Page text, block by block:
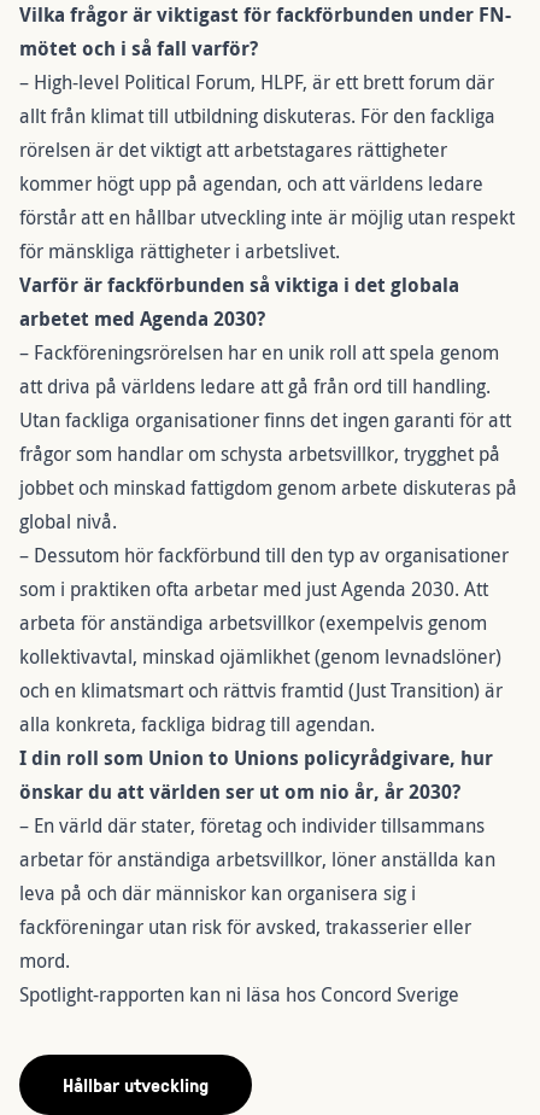
Vilka frågor är viktigast för fackförbunden under FN-
mötet och i så fall varför?
– High-level Political Forum, HLPF, är ett brett forum där
allt från klimat till utbildning diskuteras. För den fackliga
rörelsen är det viktigt att arbetstagares rättigheter
kommer högt upp på agendan, och att världens ledare
förstår att en hållbar utveckling inte är möjlig utan respekt
för mänskliga rättigheter i arbetslivet.
Varför är fackförbunden så viktiga i det globala
arbetet med Agenda 2030?
– Fackföreningsrörelsen har en unik roll att spela genom
att driva på världens ledare att gå från ord till handling.
Utan fackliga organisationer finns det ingen garanti för att
frågor som handlar om schysta arbetsvillkor, trygghet på
jobbet och minskad fattigdom genom arbete diskuteras på
global nivå.
– Dessutom hör fackförbund till den typ av organisationer
som i praktiken ofta arbetar med just Agenda 2030. Att
arbeta för anständiga arbetsvillkor (exempelvis genom
kollektivavtal, minskad ojämlikhet (genom levnadslöner)
och en klimatsmart och rättvis framtid (Just Transition) är
alla konkreta, fackliga bidrag till agendan.
I din roll som Union to Unions policyrådgivare, hur
önskar du att världen ser ut om nio år, år 2030?
– En värld där stater, företag och individer tillsammans
arbetar för anständiga arbetsvillkor, löner anställda kan
leva på och där människor kan organisera sig i
fackföreningar utan risk för avsked, trakasserier eller
mord.
Spotlight-rapporten kan ni läsa hos Concord Sverige
Hållbar utveckling